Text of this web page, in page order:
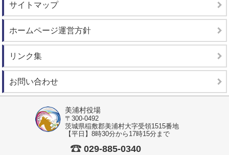
サイトマップ
ホームページ運営方針
リンク集
お問い合わせ
美浦村役場
〒300-0492
茨城県稲敷郡美浦村大字受領1515番地
【平日】8時30分から17時15分まで
029-885-0340